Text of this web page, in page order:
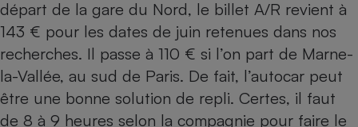
départ de la gare du Nord, le billet A/R revient à
143 € pour les dates de juin retenues dans nos
recherches. Il passe à 110 € si l’on part de Marne-
la-Vallée, au sud de Paris. De fait, l’autocar peut
être une bonne solution de repli. Certes, il faut
de 8 à 9 heures selon la compagnie pour faire le